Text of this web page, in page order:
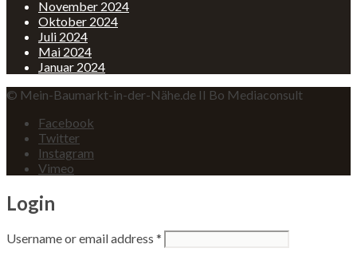
November 2024
Oktober 2024
Juli 2024
Mai 2024
Januar 2024
© Mein-Baumarkt-in-der-Nähe.de II Bo Mediaconsult
Facebook
Twitter
Instagram
Vimeo
Login
Username or email address *